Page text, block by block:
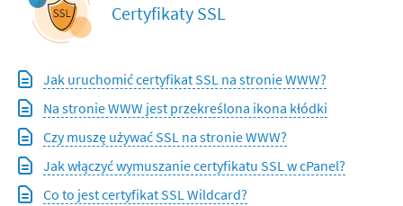
Certyfikaty SSL
Jak uruchomić certyfikat SSL na stronie WWW?
Na stronie WWW jest przekreślona ikona kłódki
Czy muszę używać SSL na stronie WWW?
Jak włączyć wymuszanie certyfikatu SSL w cPanel?
Co to jest certyfikat SSL Wildcard?